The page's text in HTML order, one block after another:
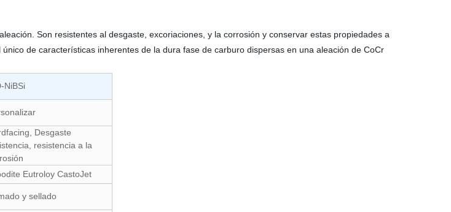
Son resistentes al desgaste, excoriaciones, y la corrosión y conservar estas propiedades a
de características inherentes de la dura fase de carburo dispersas en una aleación de CoCr
NiBSi
Desgaste
resistencia a la
Eutroloy CastoJet
y sellado